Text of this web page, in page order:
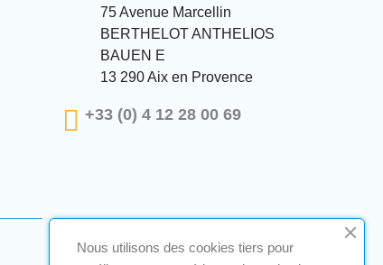
75 Avenue Marcellin
BERTHELOT ANTHELIOS
BAUEN E
13 290 Aix en Provence
+33 (0) 4 12 28 00 69
Nous utilisons des cookies tiers pour